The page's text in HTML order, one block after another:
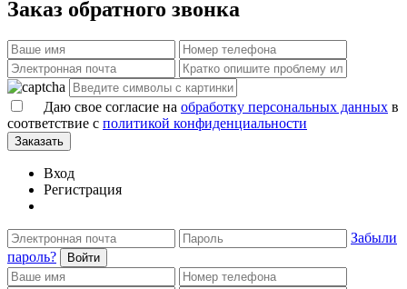
Заказ обратного звонка
Даю свое согласие на обработку персональных данных в
соответствие с политикой конфиденциальности
Заказать
Вход
Регистрация
Забыли
пароль?
Войти